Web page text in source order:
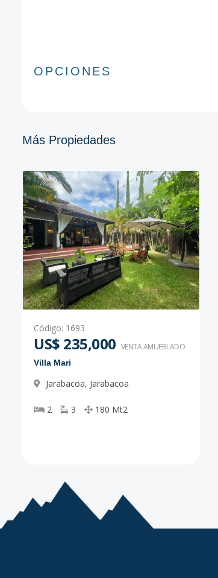
OPCIONES
Más Propiedades
Código: 1693
US$ 235,000 VENTA AMUEBLADO
Villa Mari
Jarabacoa, Jarabacoa
2 3 180 Mt2